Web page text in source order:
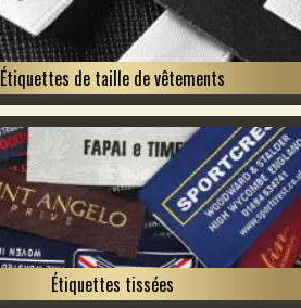
Étiquettes de taille de vêtements
Étiquettes tissées